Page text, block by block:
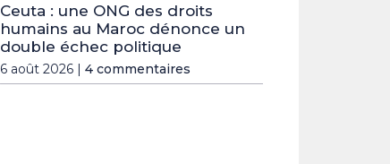
Ceuta : une ONG des droits
humains au Maroc dénonce un
double échec politique
6 août 2026 | 4 commentaires